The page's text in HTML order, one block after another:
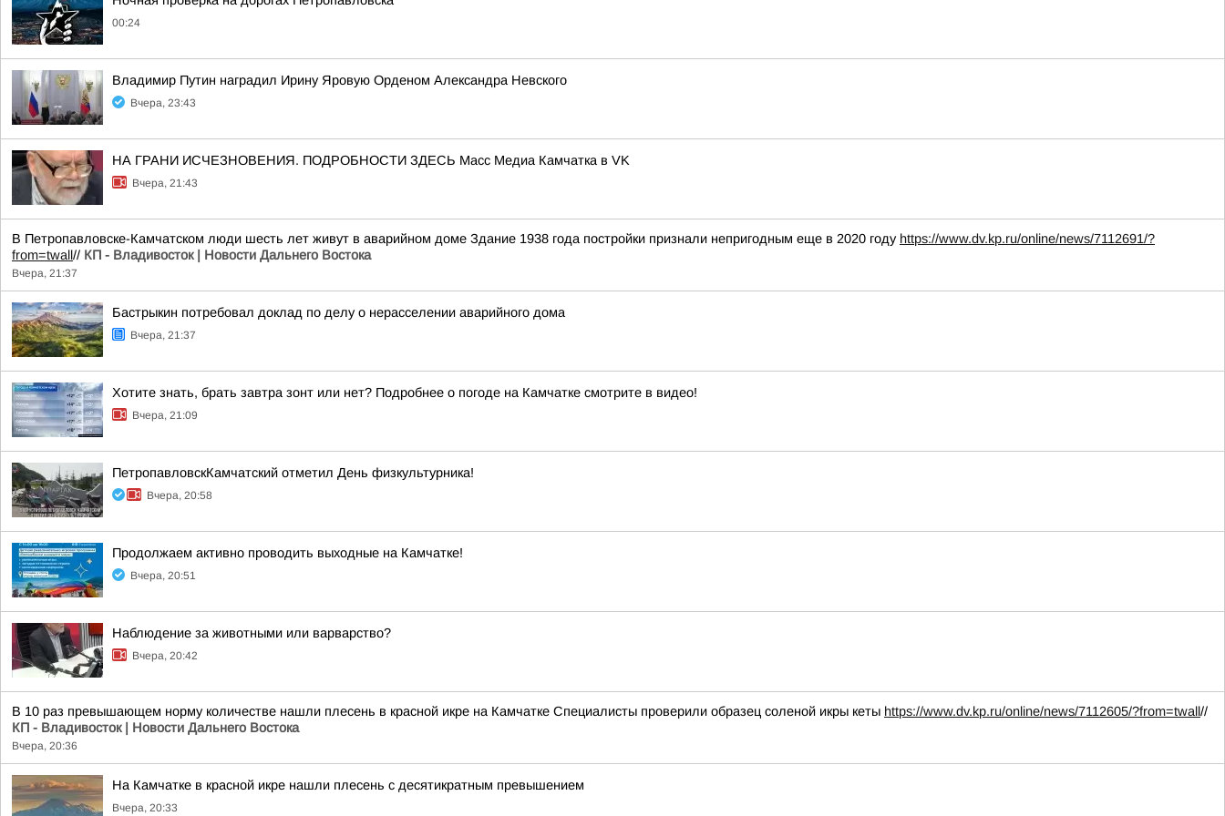
00:24
Владимир Путин наградил Ирину Яровую Орденом Александра Невского
Вчера, 23:43
НА ГРАНИ ИСЧЕЗНОВЕНИЯ. ПОДРОБНОСТИ ЗДЕСЬ Масс Медиа Камчатка в VK
Вчера, 21:43
В Петропавловске-Камчатском люди шесть лет живут в аварийном доме Здание 1938 года постройки признали непригодным еще в 2020 году https://www.dv.kp.ru/online/news/7112691/?
from=twall// КП - Владивосток | Новости Дальнего Востока
Вчера, 21:37
Бастрыкин потребовал доклад по делу о нерасселении аварийного дома
Вчера, 21:37
Хотите знать, брать завтра зонт или нет? Подробнее о погоде на Камчатке смотрите в видео!
Вчера, 21:09
ПетропавловскКамчатский отметил День физкультурника!
Вчера, 20:58
Продолжаем активно проводить выходные на Камчатке!
Вчера, 20:51
Наблюдение за животными или варварство?
Вчера, 20:42
В 10 раз превышающем норму количестве нашли плесень в красной икре на Камчатке Специалисты проверили образец соленой икры кеты https://www.dv.kp.ru/online/news/7112605/?from=twall//
КП - Владивосток | Новости Дальнего Востока
Вчера, 20:36
На Камчатке в красной икре нашли плесень с десятикратным превышением
Вчера, 20:33